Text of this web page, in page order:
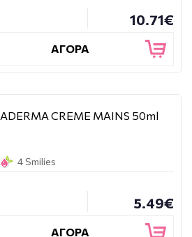
10.71€
ΑΓΟΡΑ
ADERMA CREME MAINS 50ml
4 Smilies
5.49€
ΑΓΟΡΑ